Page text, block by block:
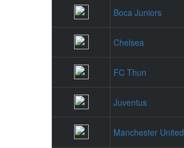
Boca Juniors
Chelsea
FC Thun
Juventus
Manchester United